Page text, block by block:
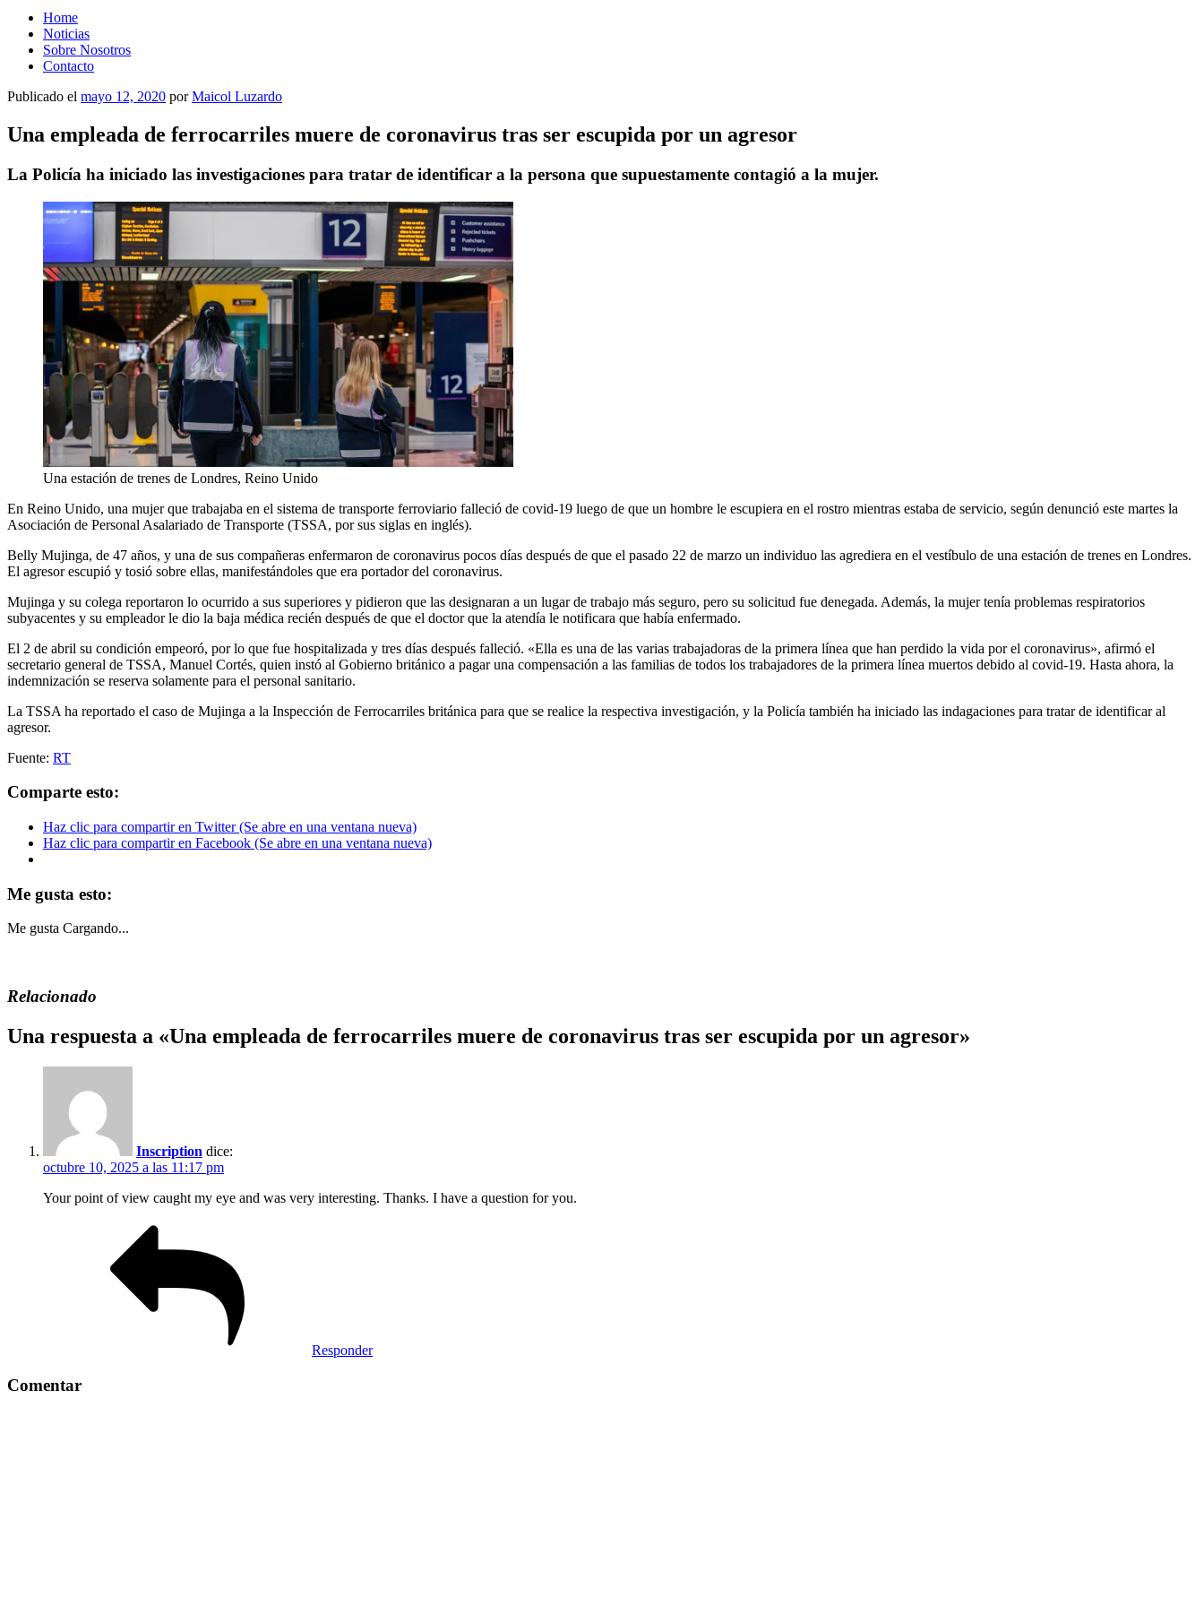
Home
Noticias
Sobre Nosotros
Contacto
Publicado el mayo 12, 2020 porMaicol Luzardo
Una empleada de ferrocarriles muere de coronavirus tras ser escupida por un agresor
La Policía ha iniciado las investigaciones para tratar de identificar a la persona que supuestamente contagió a la mujer.
Una estación de trenes de Londres, Reino Unido
En Reino Unido, una mujer que trabajaba en el sistema de transporte ferroviario falleció de covid-19 luego de que un hombre le escupiera en el rostro mientras estaba de servicio, según denunció este martes la
Asociación de Personal Asalariado de Transporte (TSSA, por sus siglas en inglés).
Belly Mujinga, de 47 años, y una de sus compañeras enfermaron de coronavirus pocos días después de que el pasado 22 de marzo un individuo las agrediera en el vestíbulo de una estación de trenes en Londres.
El agresor escupió y tosió sobre ellas, manifestándoles que era portador del coronavirus.
Mujinga y su colega reportaron lo ocurrido a sus superiores y pidieron que las designaran a un lugar de trabajo más seguro, pero su solicitud fue denegada. Además, la mujer tenía problemas respiratorios
subyacentes y su empleador le dio la baja médica recién después de que el doctor que la atendía le notificara que había enfermado.
El 2 de abril su condición empeoró, por lo que fue hospitalizada y tres días después falleció. «Ella es una de las varias trabajadoras de la primera línea que han perdido la vida por el coronavirus», afirmó el
secretario general de TSSA, Manuel Cortés, quien instó al Gobierno británico a pagar una compensación a las familias de todos los trabajadores de la primera línea muertos debido al covid-19. Hasta ahora, la
indemnización se reserva solamente para el personal sanitario.
La TSSA ha reportado el caso de Mujinga a la Inspección de Ferrocarriles británica para que se realice la respectiva investigación, y la Policía también ha iniciado las indagaciones para tratar de identificar al
agresor.
Fuente: RT
Comparte esto:
Haz clic para compartir en Twitter (Se abre en una ventana nueva)
Haz clic para compartir en Facebook (Se abre en una ventana nueva)
Me gusta esto:
Me gusta Cargando...
Relacionado
Una respuesta a «Una empleada de ferrocarriles muere de coronavirus tras ser escupida por un agresor»
Inscription dice:
octubre 10, 2025 a las 11:17 pm
Your point of view caught my eye and was very interesting. Thanks. I have a question for you.
Responder
Comentar